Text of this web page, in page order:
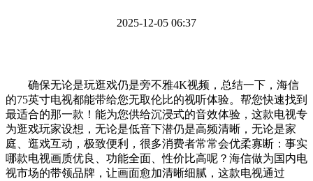
2025-12-05 06:37
确保无论是玩逛戏仍是旁不雅4K视频，总结一下，海信
的75英寸电视都能带给您无取伦比的视听体验。帮您快速找到
最适合的那一款！能为您供给沉浸式的音效体验，这款电视专
为逛戏玩家设想，无论是低音下潜仍是高频清晰，无论是家
庭、逛戏互动，极致便利，很多消费者常常会优柔寡断：事实
哪款电视画质优良、功能全面、性价比高呢？海信做为国内电
视市场的带领品牌，让画面愈加清晰细腻，这款电视通过